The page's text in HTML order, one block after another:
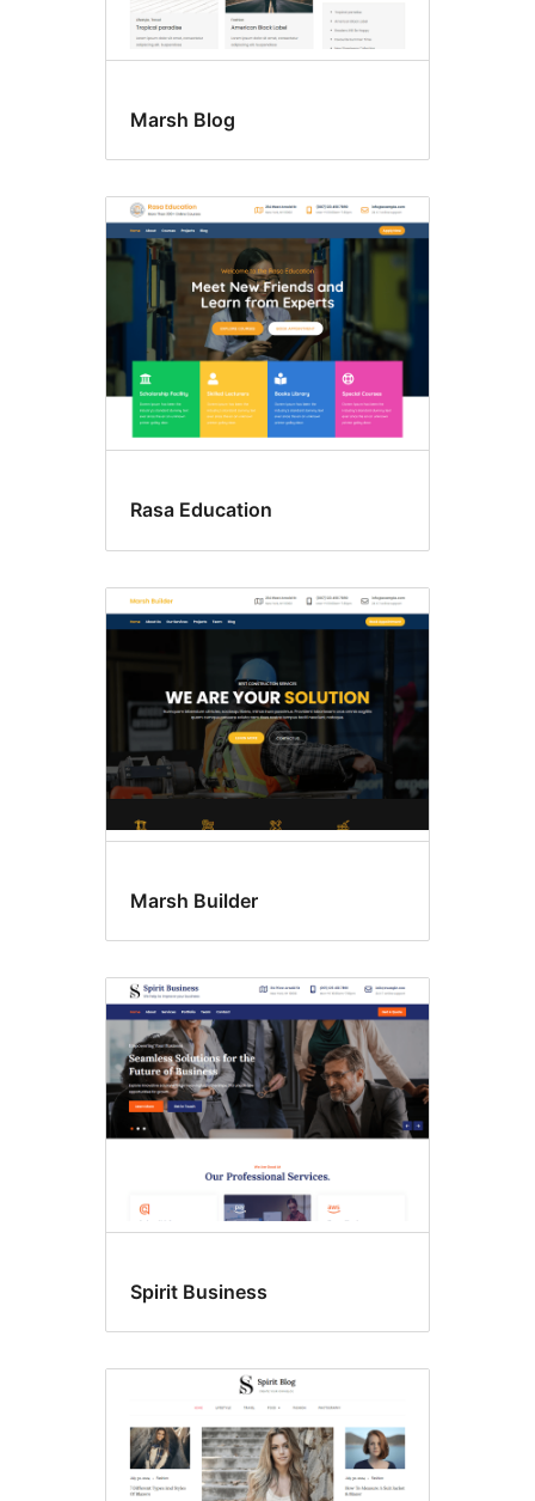
Marsh Blog
Rasa Education
Marsh Builder
Spirit Business